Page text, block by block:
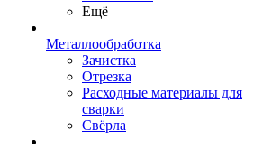
Ещё
Металлообработка
Зачистка
Отрезка
Расходные материалы для
сварки
Свёрла